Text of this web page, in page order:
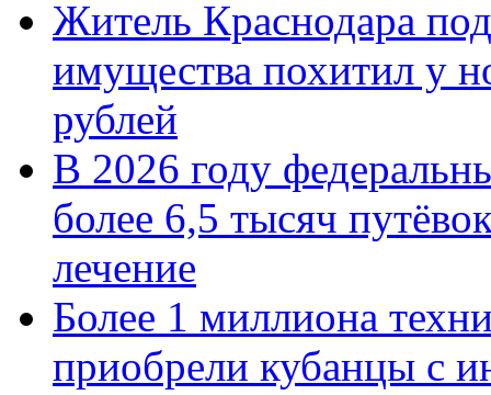
Житель Краснодара
имущества похитил у
рублей
В 2026 году
более 6,5 тысяч
лечение
Более 1 миллиона
приобрели кубанцы с